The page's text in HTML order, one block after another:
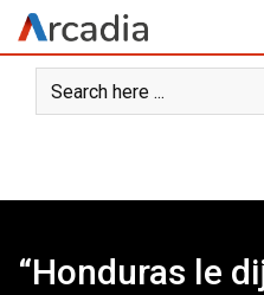
Skip
content
“Honduras le